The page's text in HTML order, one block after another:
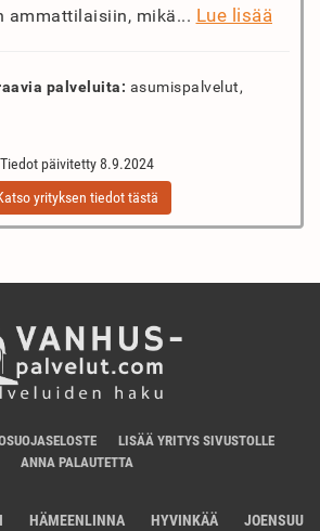
ammattilaisiin, mikä... Lue lisää
palveluita: asumispalvelut,
Tiedot päivitetty 8.9.2024
yrityksen tiedot tästä
LISÄÄ YRITYS SIVUSTOLLE
ANNA PALAUTETTA
HÄMEENLINNA HYVINKÄÄ
JOENSUU